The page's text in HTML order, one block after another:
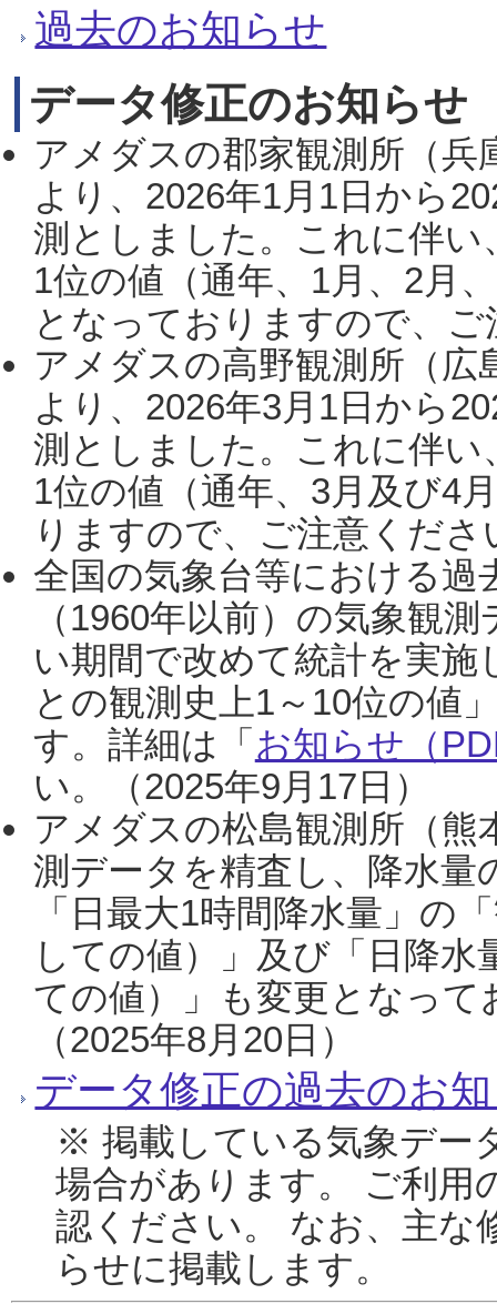
過去のお知らせ
データ修正のお知らせ
アメダスの郡家観測所（
より、2026年1月1日から
測としました。これに伴い
1位の値（通年、1月、2月
となっておりますので、
アメダスの高野観測所（
より、2026年3月1日から
測としました。これに伴い
1位の値（通年、3月及び4
りますので、ご注意くだ
全国の気象台等における過
（1960年以前）の気象観
い期間で改めて統計を実
との観測史上1～10位の値
す。詳細は「 お知らせ（
い。（2025年9月17日）
アメダスの松島観測所（熊
測データを精査し、降水
「日最大1時間降水量」の
しての値）」及び「日降
ての値）」も変更となっ
（2025年8月20日）
データ修正の過去のお
※ 掲載している気象デー
場合があります。 ご利用
認ください。 なお、主な
らせに掲載します。